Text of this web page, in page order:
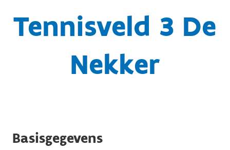
Tennisveld 3 De
Nekker
Basisgegevens